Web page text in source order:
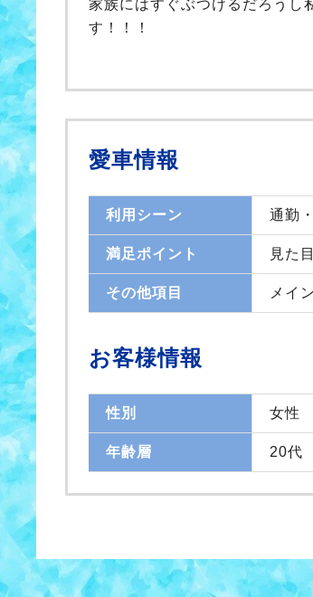
家族にはすぐぶつけるだろうし
す！！！
愛車情報
利用シーン 通勤
満足ポイント 見た
その他項目 メイ
お客様情報
性別 女性
年齢層 20代